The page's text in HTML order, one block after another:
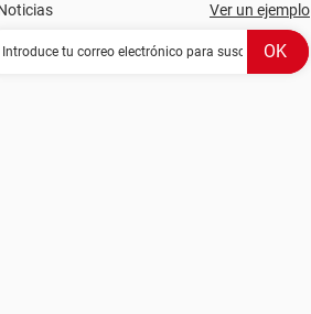
Ver un ejemplo